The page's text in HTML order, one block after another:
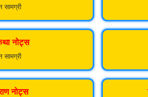
सामग्री
नोट्स
सामग्री
नोट्स